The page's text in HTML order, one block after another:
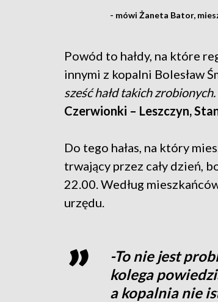
- mówi Żaneta Bator,
Powód to hałdy, na które
innymi z kopalni Bolesław
sześć hałd takich
Czerwionki – Leszczyn,
Do tego hałas, na który
trwający przez cały dzień,
22.00. Według
urzędu.
-To nie jest
kolega
a kopalnia nie